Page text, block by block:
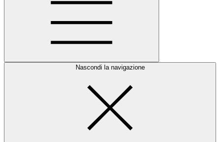
Nascondi la navigazione